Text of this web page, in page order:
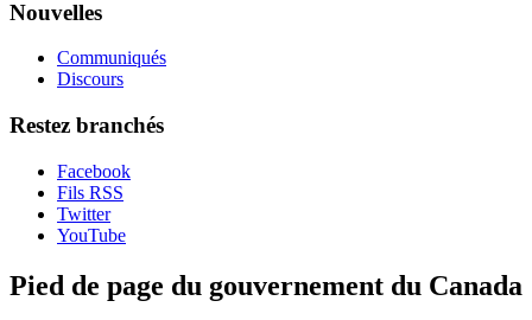
Nouvelles
Communiqués
Discours
Restez branchés
Facebook
Fils RSS
Twitter
YouTube
Pied de page du gouvernement du Canada